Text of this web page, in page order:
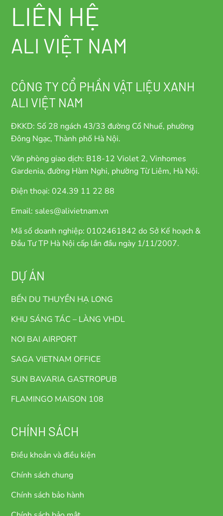
LIÊN HỆ
ALI VIỆT NAM
CÔNG TY CỔ PHẦN VẬT LIỆU XANH
ALI VIỆT NAM
ĐKKD: Số 28 ngách 43/33 đường Cổ Nhuế, phường
Đông Ngạc, Thành phố Hà Nội.
Văn phòng giao dịch: B18-12 Violet 2, Vinhomes
Gardenia, đường Hàm Nghi, phường Từ Liêm, Hà Nội.
Điện thoại: 024.39 11 22 88
Email: sales@alivietnam.vn
Mã số doanh nghiệp: 0102461842 do Sở Kế hoạch &
Đầu Tư TP Hà Nội cấp lần đầu ngày 1/11/2007.
DỰ ÁN
BẾN DU THUYỀN HẠ LONG
KHU SÁNG TÁC – LÀNG VHDL
NOI BAI AIRPORT
SAGA VIETNAM OFFICE
SUN BAVARIA GASTROPUB
FLAMINGO MAISON 108
CHÍNH SÁCH
Điều khoản và điều kiện
Chính sách chung
Chính sách bảo hành